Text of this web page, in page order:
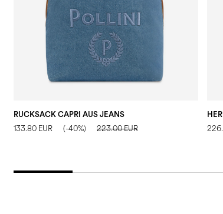
RUCKSACK CAPRI AUS JEANS
133.80 EUR (-40%) 223.00 EUR